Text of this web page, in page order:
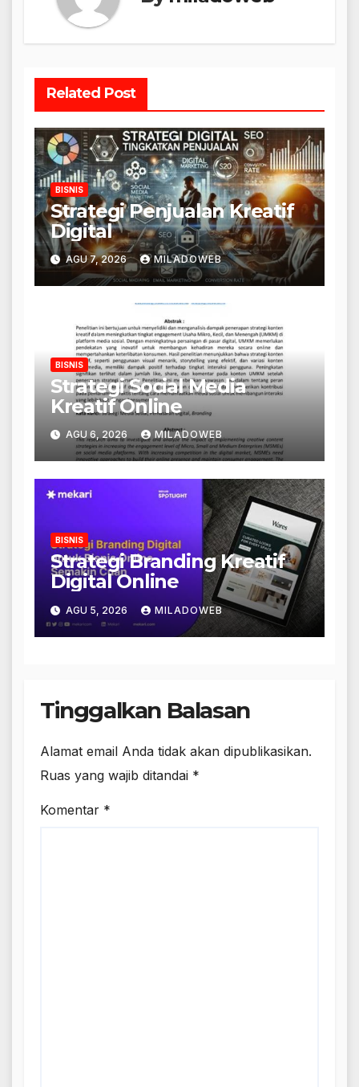
Related Post
BISNIS
Strategi Penjualan Kreatif
Digital
AGU 7, 2026 MILADOWEB
BISNIS
Strategi Social Media
Kreatif Online
AGU 6, 2026 MILADOWEB
BISNIS
Strategi Branding Kreatif
Digital Online
AGU 5, 2026 MILADOWEB
Tinggalkan Balasan
Alamat email Anda tidak akan dipublikasikan.
Ruas yang wajib ditandai *
Komentar *